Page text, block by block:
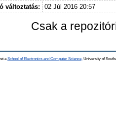
változtatás:
02 Júl 2016 20:57
Csak a
a School of Electronics and Computer Science, University of